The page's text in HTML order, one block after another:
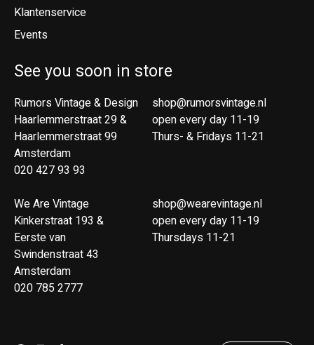
Klantenservice
Events
See you soon in store
Rumors Vintage & Design
Haarlemmerstraat 29 &
Haarlemmerstraat 99
Amsterdam
020 427 93 93
We Are Vintage
Kinkerstraat 193 &
Eerste van
Swindenstraat 43
Amsterdam
020 785 2777
shop@rumorsvintage.nl
open every day 11-19
Thurs- & Fridays 11-21
shop@wearevintage.nl
open every day 11-19
Thursdays 11-21